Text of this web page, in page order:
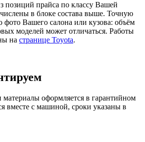
позиций прайса по классу Вашей
в блоке состава выше. Точную
Вашего салона или кузова: объём
моделей может отличаться. Работы
на странице Toyota.
материалы оформляется в гарантийном
вместе с машиной, сроки указаны в